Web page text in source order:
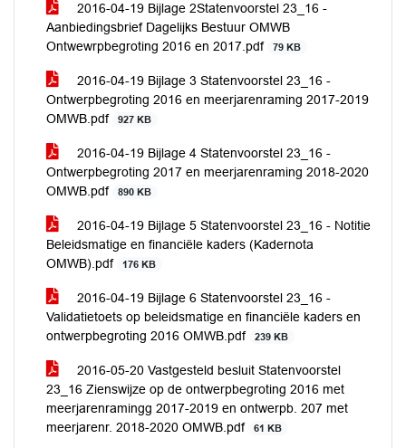
2016-04-19 Bijlage 2Statenvoorstel 23_16 -
Aanbiedingsbrief Dagelijks Bestuur OMWB
Ontwewrpbegroting 2016 en 2017.pdf
79 KB
2016-04-19 Bijlage 3 Statenvoorstel 23_16 -
Ontwerpbegroting 2016 en meerjarenraming 2017-2019
OMWB.pdf
927 KB
2016-04-19 Bijlage 4 Statenvoorstel 23_16 -
Ontwerpbegroting 2017 en meerjarenraming 2018-2020
OMWB.pdf
890 KB
2016-04-19 Bijlage 5 Statenvoorstel 23_16 - Notitie
Beleidsmatige en financiële kaders (Kadernota
OMWB).pdf
176 KB
2016-04-19 Bijlage 6 Statenvoorstel 23_16 -
Validatietoets op beleidsmatige en financiële kaders en
ontwerpbegroting 2016 OMWB.pdf
239 KB
2016-05-20 Vastgesteld besluit Statenvoorstel
23_16 Zienswijze op de ontwerpbegroting 2016 met
meerjarenramingg 2017-2019 en ontwerpb. 207 met
meerjarenr. 2018-2020 OMWB.pdf
61 KB